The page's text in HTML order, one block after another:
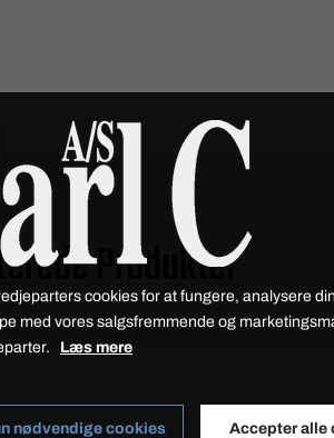
Produkter
cookies for at fungere, analysere
med vores salgsfremmende og
Læs mere
nødvendige cookies Accepter alle